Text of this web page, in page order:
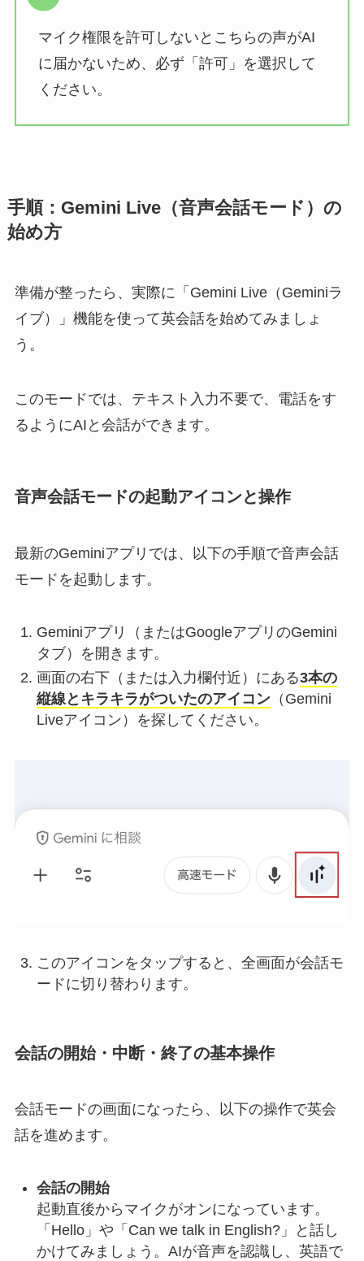
マイク権限を許可しないとこちらの声がAI
に届かないため、必ず「許可」を選択して
ください。
手順：Gemini Live（音声会話モード）の
始め方
準備が整ったら、実際に「Gemini Live（Geminiラ
イブ）」機能を使って英会話を始めてみましょ
う。
このモードでは、テキスト入力不要で、電話をす
るようにAIと会話ができます。
音声会話モードの起動アイコンと操作
最新のGeminiアプリでは、以下の手順で音声会話
モードを起動します。
Geminiアプリ（またはGoogleアプリのGemini
タブ）を開きます。
画面の右下（または入力欄付近）にある3本の
縦線とキラキラがついたのアイコン（Gemini
Liveアイコン）を探してください。
このアイコンをタップすると、全画面が会話モ
ードに切り替わります。
会話の開始・中断・終了の基本操作
会話モードの画面になったら、以下の操作で英会
話を進めます。
会話の開始
起動直後からマイクがオンになっています。
「Hello」や「Can we talk in English?」と話し
かけてみましょう。AIが音声を認識し、英語で